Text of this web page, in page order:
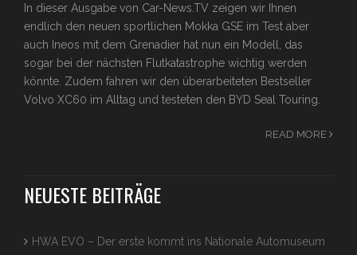
In dieser Ausgabe von Car-News.TV zeigen wir Ihnen
endlich den neuen sportlichen Mokka GSE im Test aber
auch Ineos mit dem Grenadier hat nun ein Modell, das
sogar bei der nächsten Flutkatastrophe wichtig werden
könnte. Zudem fahren wir den überarbeiteten Bestseller
Volvo XC60 im Alltag und testeten den BYD Seal Touring.
READ MORE
NEUESTE BEITRÄGE
HWA EVO – Der erste kommt ins Nationale Automuseum